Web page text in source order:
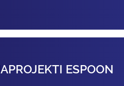
ESPOON